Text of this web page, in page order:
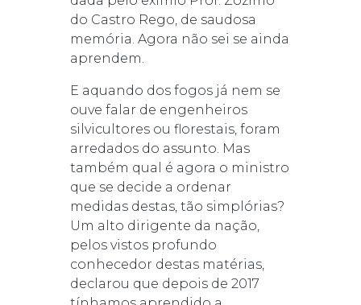
do Castro Rego, de saudosa
memória. Agora não sei se ainda
aprendem.
E aquando dos fogos já nem se
ouve falar de engenheiros
silvicultores ou florestais, foram
arredados do assunto. Mas
também qual é agora o ministro
que se decide a ordenar
medidas destas, tão simplórias?
Um alto dirigente da nação,
pelos vistos profundo
conhecedor destas matérias,
declarou que depois de 2017